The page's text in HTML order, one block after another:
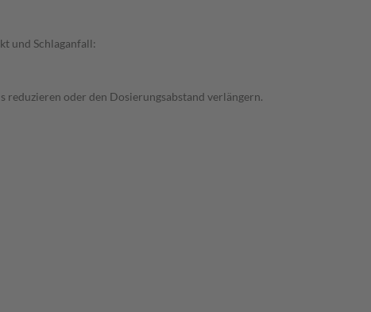
und Schlaganfall:
oder den Dosierungsabstand verlängern.